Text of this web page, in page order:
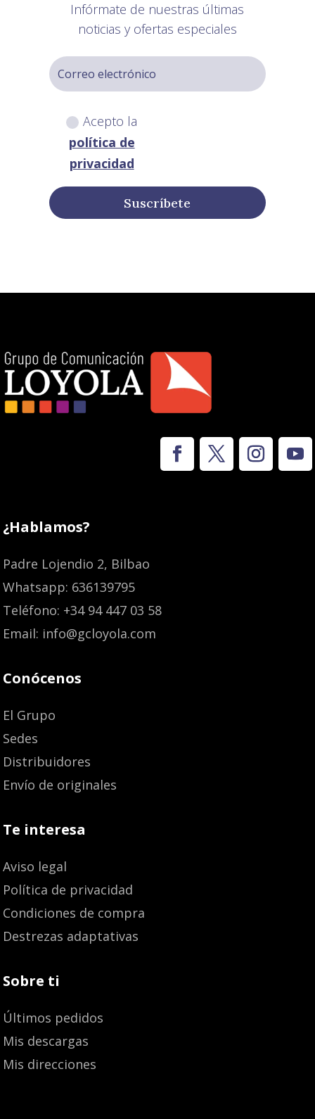
Infórmate de nuestras últimas
noticias y ofertas especiales
Acepto la
política de
privacidad
Suscríbete
¿Hablamos?
Padre Lojendio 2, Bilbao
Whatsapp: 636139795
Teléfono: +34 94 447 03 58
Email: info@gcloyola.com
Conócenos
El Grupo
Sedes
Distribuidores
Envío de originales
Te interesa
Aviso legal
Política de privacidad
Condiciones de compra
Destrezas adaptativas
Sobre ti
Últimos pedidos
Mis descargas
Mis direcciones